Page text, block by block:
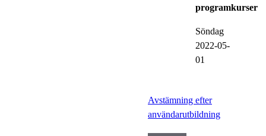
programkurser
Söndag
2022-05-
01
Avstämning efter
användarutbildning